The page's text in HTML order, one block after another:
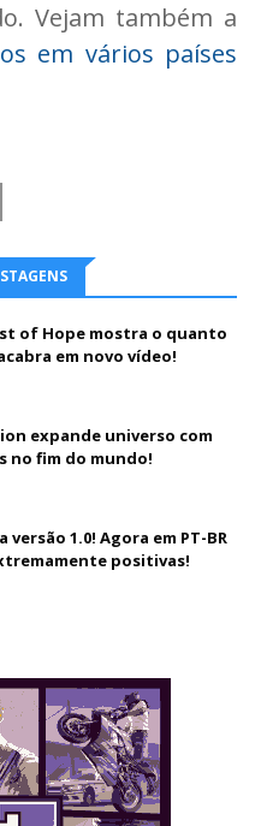
Vejam também a
em vários países
of Hope mostra o quanto
em novo vídeo!
expande universo com
no fim do mundo!
1.0! Agora em PT-BR
positivas!